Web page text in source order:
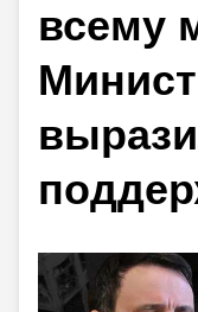
всему